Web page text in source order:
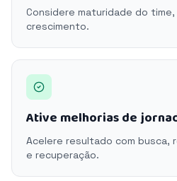
Considere maturidade do
crescimento.
Ative melhorias de
Acelere resultado com busca,
e recuperação.